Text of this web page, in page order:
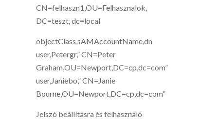
CN=felhaszn1,OU=Felhasznalok,
DC=teszt, dc=local
objectClass,sAMAccountName,dn
user,Petergr,” CN=Peter
Graham,OU=Newport,DC=cp,dc=com”
user,Janiebo,” CN=Janie
Bourne,OU=Newport,DC=cp,dc=com”
Jelszó beállításra és felhasználó